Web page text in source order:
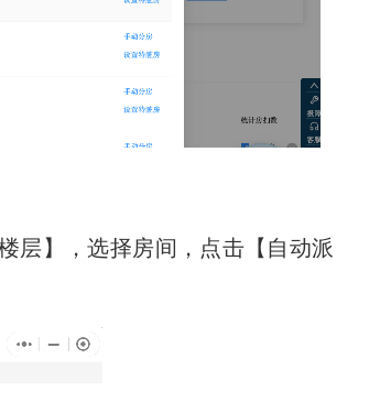
层】，选择房间，点击【自动派